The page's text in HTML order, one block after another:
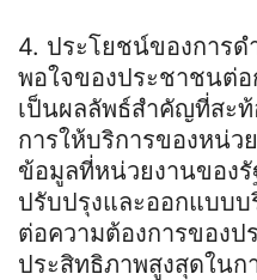
4. ประโยชน์ของการด
พอใจของประชาชนต่อ
เป็นผลลัพธ์สำคัญที่สะ
การให้บริการของหน่ว
ข้อมูลที่หน่วยงานของ
ปรับปรุงและออกแบบบ
ต่อความต้องการของป
ประสิทธิภาพสูงสุดในก